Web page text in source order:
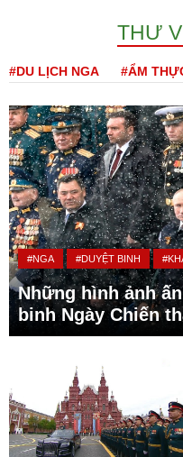
THƯ
#DU LỊCH NGA #ẨM
#NGA #DUYỆT BINH
Những hình ảnh
binh Ngày Chiến